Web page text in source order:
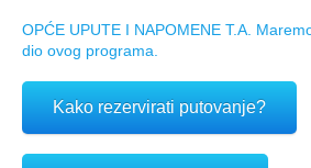
OPĆE UPUTE I NAPOMENE T.A.
dio ovog programa.
Kako rezervirati putovanje?